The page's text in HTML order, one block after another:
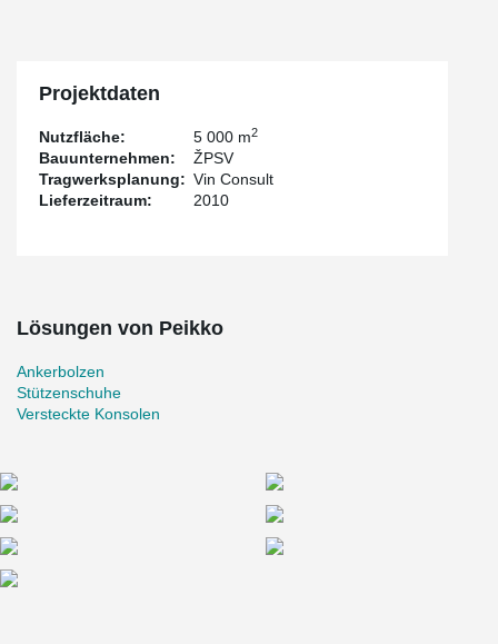
Projektdaten
Nutzfläche: 5 000 m2
Bauunternehmen:
ŽPSV
Tragwerksplanung: Vin Consult
Lieferzeitraum:
2010
Lösungen von Peikko
Ankerbolzen
Stützenschuhe
Versteckte Konsolen